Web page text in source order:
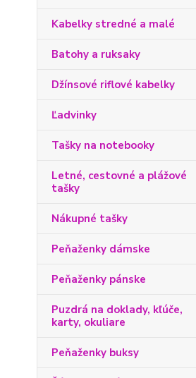
Kabelky stredné a malé
Batohy a ruksaky
Džínsové riflové kabelky
Ľadvinky
Tašky na notebooky
Letné, cestovné a plážové
tašky
Nákupné tašky
Peňaženky dámske
Peňaženky pánske
Puzdrá na doklady, kľúče,
karty, okuliare
Peňaženky buksy